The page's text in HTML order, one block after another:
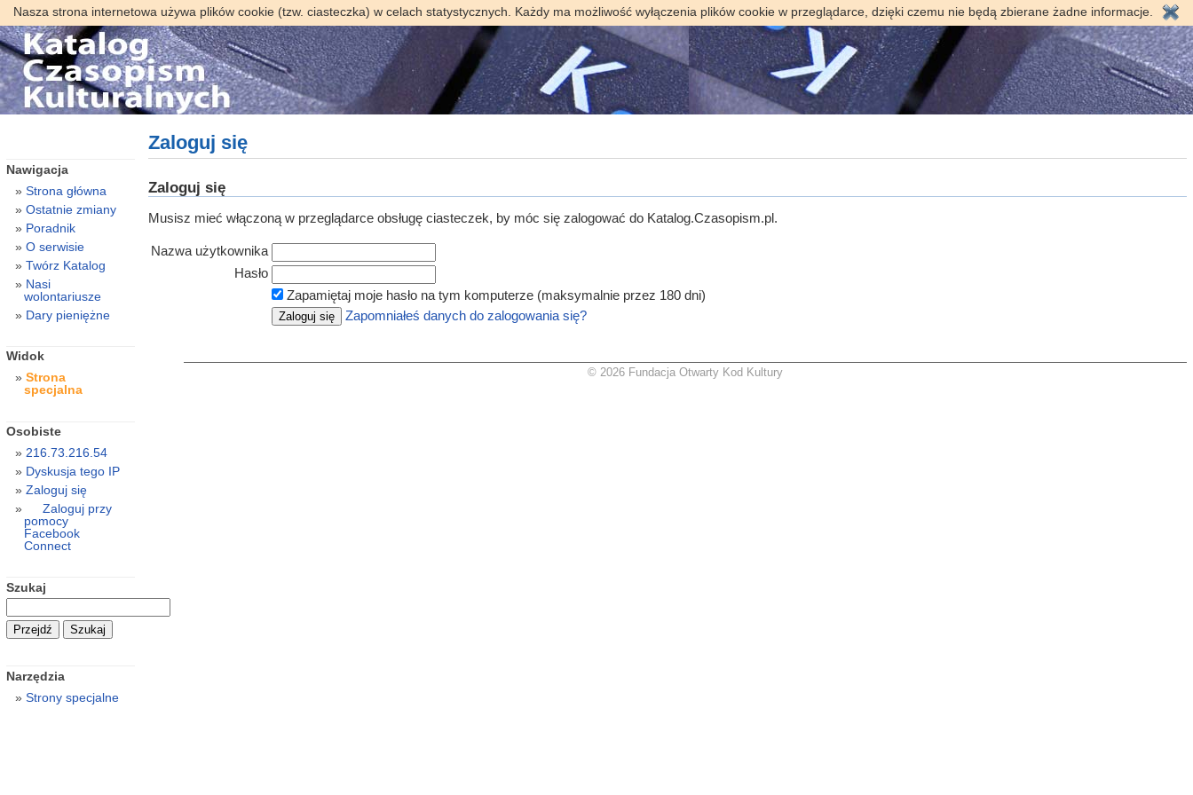
Nasza strona internetowa używa plików cookie (tzw. ciasteczka) w celach statystycznych. Każdy ma możliwość wyłączenia plików cookie w przeglądarce, dzięki czemu nie będą zbierane żadne informacje.
Zaloguj się
Zaloguj się
Musisz mieć włączoną w przeglądarce obsługę ciasteczek, by móc się zalogować do Katalog.Czasopism.pl.
Nazwa użytkownika
Hasło
Zapamiętaj moje hasło na tym komputerze (maksymalnie przez 180 dni)
Zapomniałeś danych do zalogowania się?
Nawigacja
Strona główna
Ostatnie zmiany
Poradnik
O serwisie
Twórz Katalog
Nasi
wolontariusze
Dary pieniężne
Widok
Strona
specjalna
Osobiste
216.73.216.54
Dyskusja tego IP
Zaloguj się
Zaloguj przy
pomocy
Facebook
Connect
Szukaj
Narzędzia
Strony specjalne
© 2026 Fundacja Otwarty Kod Kultury